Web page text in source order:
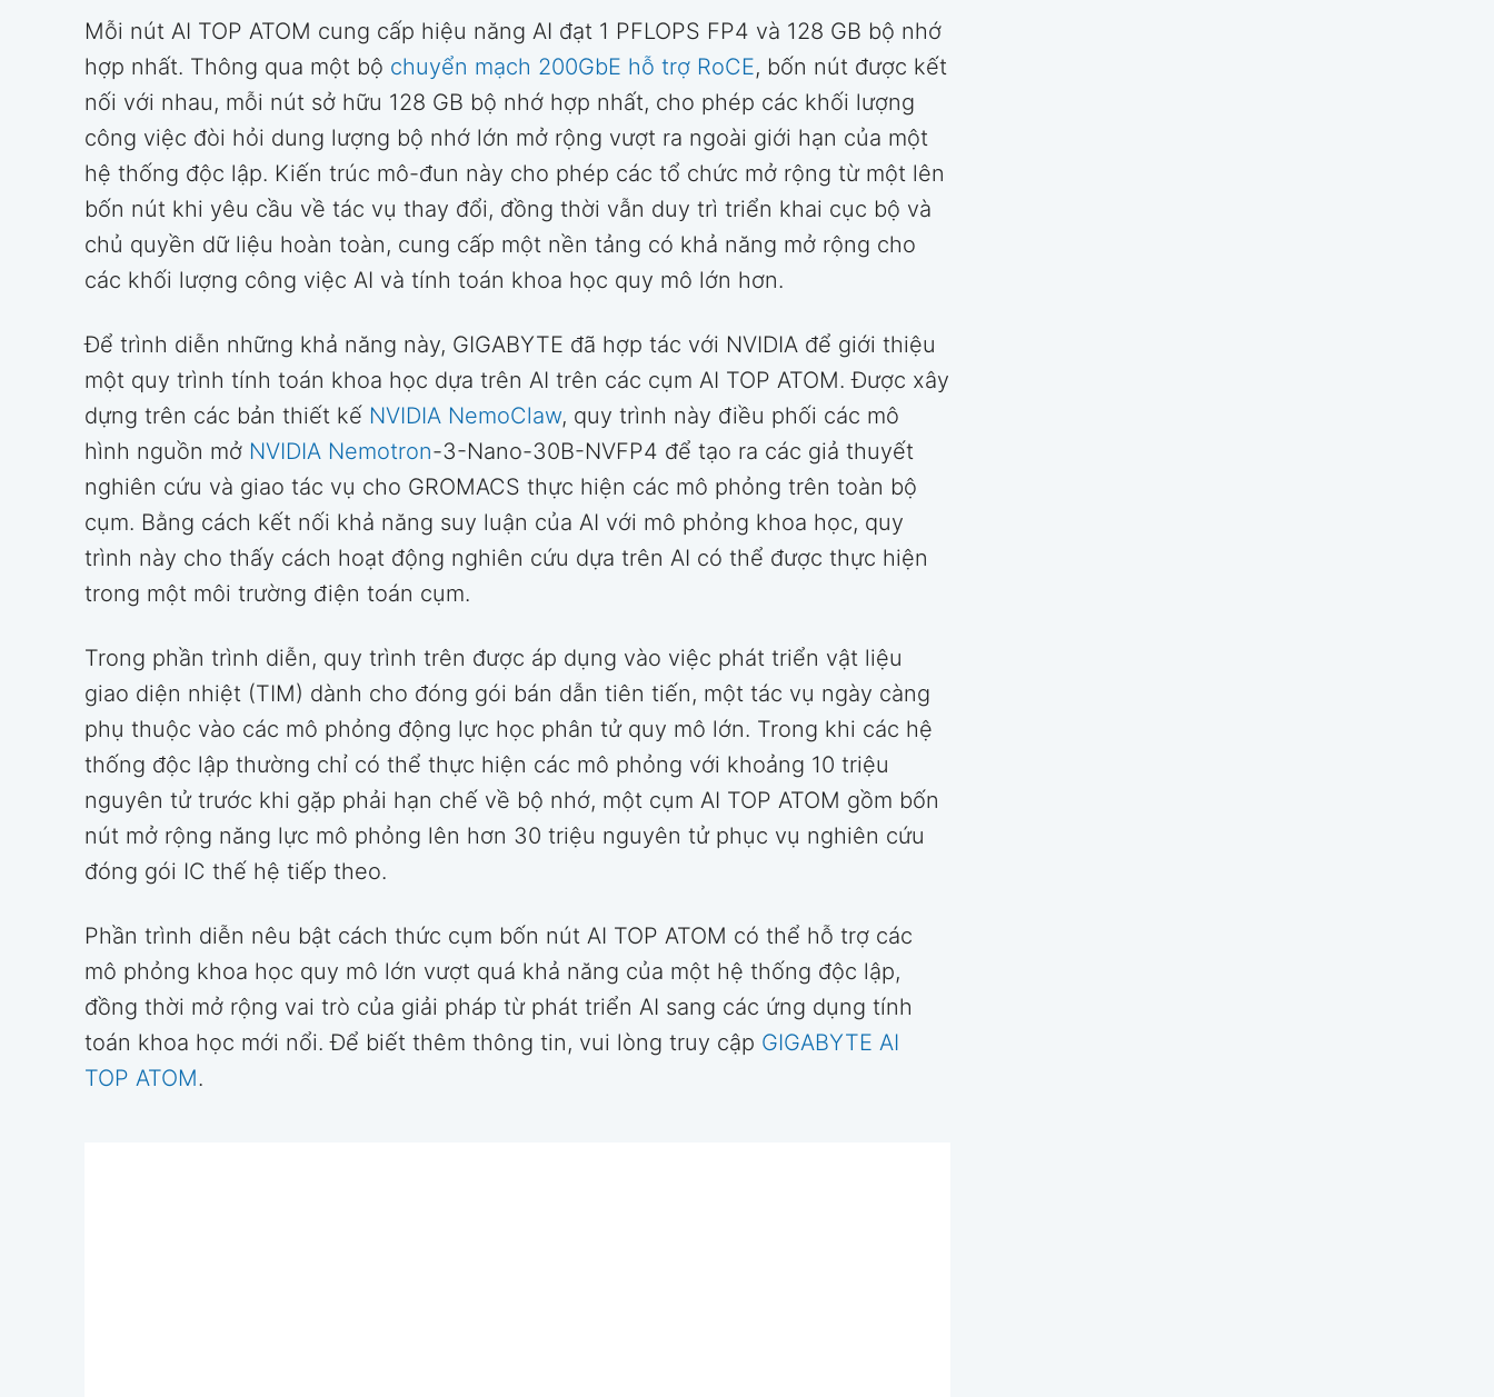
Mỗi nút AI TOP ATOM cung cấp hiệu năng AI đạt 1 PFLOPS FP4 và 128 GB bộ nhớ
hợp nhất. Thông qua một bộ chuyển mạch 200GbE hỗ trợ RoCE, bốn nút được kết
nối với nhau, mỗi nút sở hữu 128 GB bộ nhớ hợp nhất, cho phép các khối lượng
công việc đòi hỏi dung lượng bộ nhớ lớn mở rộng vượt ra ngoài giới hạn của một
hệ thống độc lập. Kiến trúc mô-đun này cho phép các tổ chức mở rộng từ một lên
bốn nút khi yêu cầu về tác vụ thay đổi, đồng thời vẫn duy trì triển khai cục bộ và
chủ quyền dữ liệu hoàn toàn, cung cấp một nền tảng có khả năng mở rộng cho
các khối lượng công việc AI và tính toán khoa học quy mô lớn hơn.
Để trình diễn những khả năng này, GIGABYTE đã hợp tác với NVIDIA để giới thiệu
một quy trình tính toán khoa học dựa trên AI trên các cụm AI TOP ATOM. Được xây
dựng trên các bản thiết kế NVIDIA NemoClaw, quy trình này điều phối các mô
hình nguồn mở NVIDIA Nemotron-3-Nano-30B-NVFP4 để tạo ra các giả thuyết
nghiên cứu và giao tác vụ cho GROMACS thực hiện các mô phỏng trên toàn bộ
cụm. Bằng cách kết nối khả năng suy luận của AI với mô phỏng khoa học, quy
trình này cho thấy cách hoạt động nghiên cứu dựa trên AI có thể được thực hiện
trong một môi trường điện toán cụm.
Trong phần trình diễn, quy trình trên được áp dụng vào việc phát triển vật liệu
giao diện nhiệt (TIM) dành cho đóng gói bán dẫn tiên tiến, một tác vụ ngày càng
phụ thuộc vào các mô phỏng động lực học phân tử quy mô lớn. Trong khi các hệ
thống độc lập thường chỉ có thể thực hiện các mô phỏng với khoảng 10 triệu
nguyên tử trước khi gặp phải hạn chế về bộ nhớ, một cụm AI TOP ATOM gồm bốn
nút mở rộng năng lực mô phỏng lên hơn 30 triệu nguyên tử phục vụ nghiên cứu
đóng gói IC thế hệ tiếp theo.
Phần trình diễn nêu bật cách thức cụm bốn nút AI TOP ATOM có thể hỗ trợ các
mô phỏng khoa học quy mô lớn vượt quá khả năng của một hệ thống độc lập,
đồng thời mở rộng vai trò của giải pháp từ phát triển AI sang các ứng dụng tính
toán khoa học mới nổi. Để biết thêm thông tin, vui lòng truy cập GIGABYTE AI
TOP ATOM.